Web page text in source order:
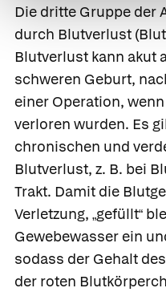
Die dritte Gruppe der
durch Blutverlust
Blutverlust kann akut
schweren Geburt,
einer Operation,
verloren wurden. Es
chronischen und
Blutverlust, z. B. bei
Trakt. Damit die
Verletzung, „gefüllt“
Gewebewasser ein
sodass der Gehalt
der roten